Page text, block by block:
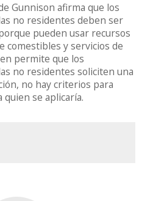
Gunnison afirma que los
no residentes deben ser
pueden usar recursos
comestibles y servicios de
permite que los
no residentes soliciten una
no hay criterios para
quien se aplicaría.